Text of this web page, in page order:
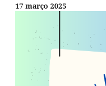
17 março 2025